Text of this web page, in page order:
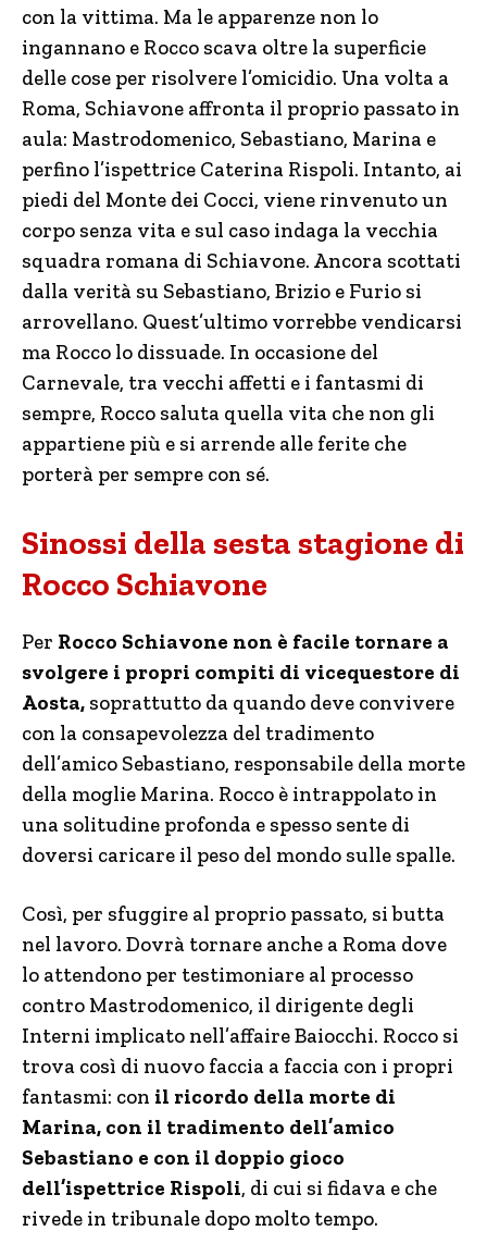
con la vittima. Ma le apparenze non lo
ingannano e Rocco scava oltre la superficie
delle cose per risolvere l’omicidio. Una volta a
Roma, Schiavone affronta il proprio passato in
aula: Mastrodomenico, Sebastiano, Marina e
perfino l’ispettrice Caterina Rispoli. Intanto, ai
piedi del Monte dei Cocci, viene rinvenuto un
corpo senza vita e sul caso indaga la vecchia
squadra romana di Schiavone. Ancora scottati
dalla verità su Sebastiano, Brizio e Furio si
arrovellano. Quest’ultimo vorrebbe vendicarsi
ma Rocco lo dissuade. In occasione del
Carnevale, tra vecchi affetti e i fantasmi di
sempre, Rocco saluta quella vita che non gli
appartiene più e si arrende alle ferite che
porterà per sempre con sé.
Sinossi della sesta stagione di
Rocco Schiavone
Per Rocco Schiavone non è facile tornare a
svolgere i propri compiti di vicequestore di
Aosta, soprattutto da quando deve convivere
con la consapevolezza del tradimento
dell’amico Sebastiano, responsabile della morte
della moglie Marina. Rocco è intrappolato in
una solitudine profonda e spesso sente di
doversi caricare il peso del mondo sulle spalle.
Così, per sfuggire al proprio passato, si butta
nel lavoro. Dovrà tornare anche a Roma dove
lo attendono per testimoniare al processo
contro Mastrodomenico, il dirigente degli
Interni implicato nell’affaire Baiocchi. Rocco si
trova così di nuovo faccia a faccia con i propri
fantasmi: con il ricordo della morte di
Marina, con il tradimento dell’amico
Sebastiano e con il doppio gioco
dell’ispettrice Rispoli, di cui si fidava e che
rivede in tribunale dopo molto tempo.